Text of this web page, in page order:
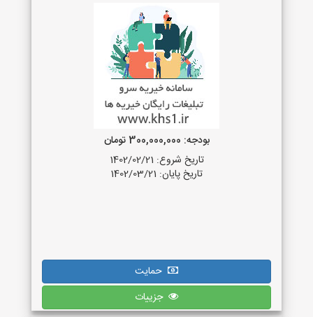
بودجه: 300,000,000 تومان
تاریخ شروع: 1402/02/21
تاریخ پایان: 1402/03/21
حمایت
جزییات